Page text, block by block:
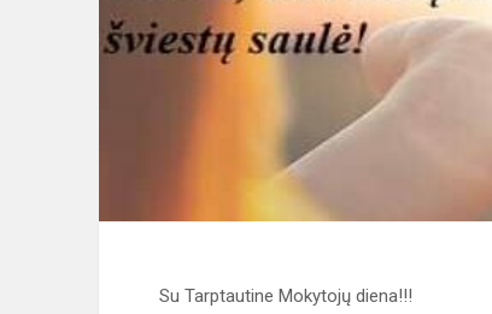
Su Tarptautine Mokytojų diena!!!